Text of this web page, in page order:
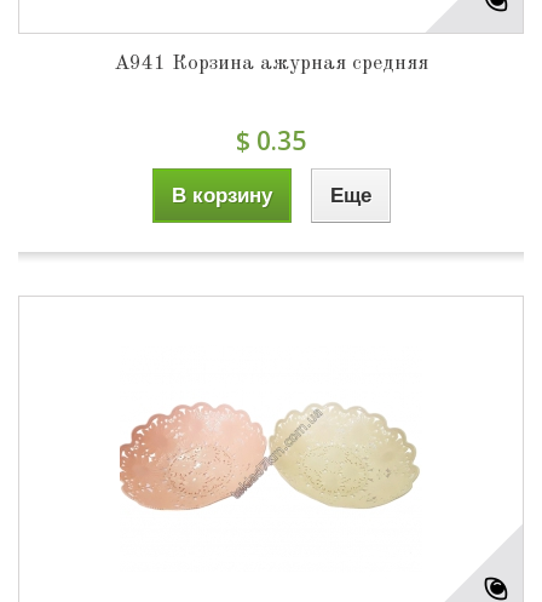
А941 Корзина ажурная средняя
$ 0.35
В корзину Еще